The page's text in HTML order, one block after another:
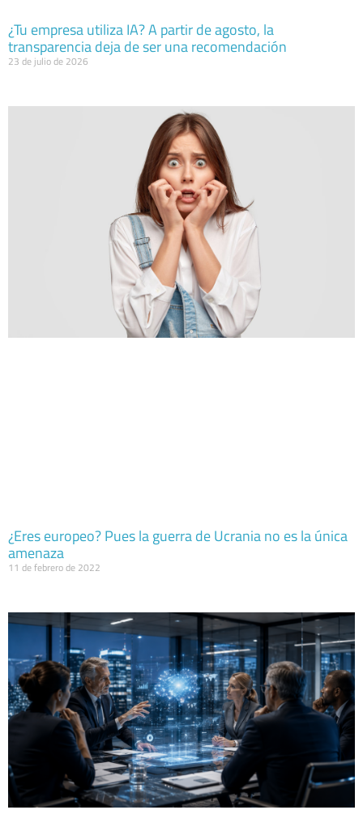
¿Tu empresa utiliza IA? A partir de agosto, la
transparencia deja de ser una recomendación
23 de julio de 2026
¿Eres europeo? Pues la guerra de Ucrania no es la única
amenaza
11 de febrero de 2022